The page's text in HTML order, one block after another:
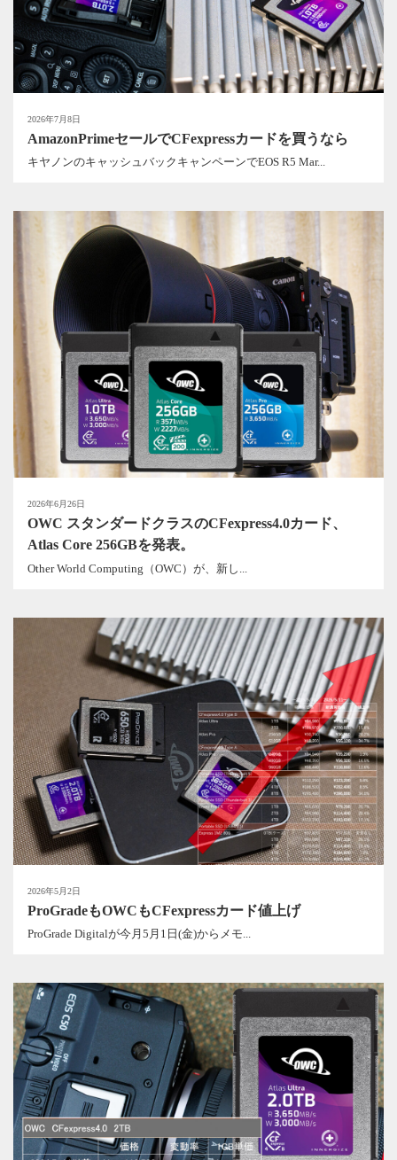
2026年7月8日
AmazonPrimeセールでCFexpressカードを買うなら
キヤノンのキャッシュバックキャンペーンでEOS R5 Mar...
2026年6月26日
OWC スタンダードクラスのCFexpress4.0カード、
Atlas Core 256GBを発表。
Other World Computing（OWC）が、新し...
2026年5月2日
ProGradeもOWCもCFexpressカード値上げ
ProGrade Digitalが今月5月1日(金)からメモ...